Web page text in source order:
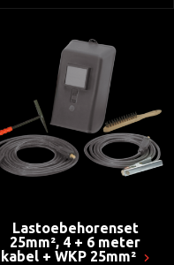
Lastoebehorenset
25mm², 4 + 6 meter
kabel + WKP 25mm²